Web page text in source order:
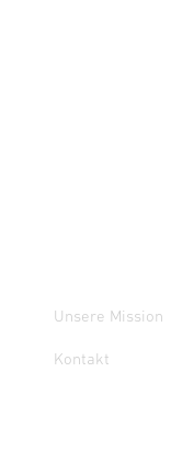
Unsere Mission
Kontakt